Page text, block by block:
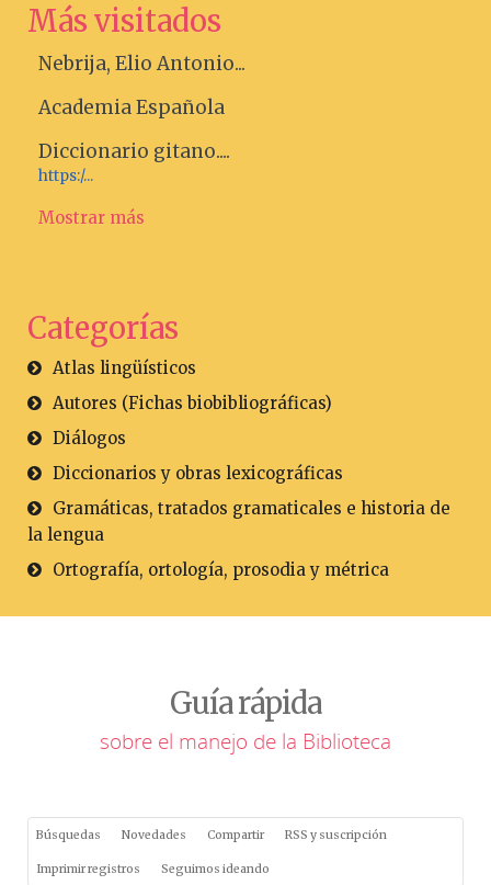
Más visitados
Nebrija, Elio Antonio...
Academia Española
Diccionario gitano....
https:/...
Mostrar más
Categorías
Atlas lingüísticos
Autores (Fichas biobibliográficas)
Diálogos
Diccionarios y obras lexicográficas
Gramáticas, tratados gramaticales e historia de
la lengua
Ortografía, ortología, prosodia y métrica
Guía rápida
sobre el manejo de la Biblioteca
Búsquedas Novedades Compartir RSS y suscripción
Imprimir registros Seguimos ideando